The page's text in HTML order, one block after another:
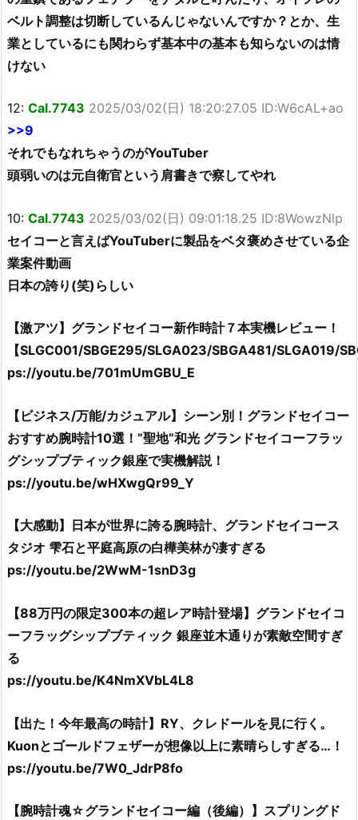
ベルト調整は切断しているんじゃないんですか？とか、生
業としているにも関わらず基本中の基本も知らないのは情
けない
12: Cal.7743 2025/03/02(日) 18:20:27.05 ID:W6cAL+ao
>>9
それでもなれちゃうのがYouTuber
頭弱いのは元自衛官という肩書きで察してやれ
10: Cal.7743 2025/03/02(日) 09:01:18.25 ID:8WowzNlp
セイコーと言えばYouTuberに製品をベタ褒めさせている企
業案件動画
日本の誇り(笑)らしい
【激アツ】グランドセイコー新作時計７本実機レビュー！
【SLGC001/SBGE295/SLGA023/SBGA481/SLGA019/
ps://youtu.be/701mUmGBU_E
【ビジネス/万能/カジュアル】シーン別！グランドセイコー
おすすめ腕時計10選！”聖地”和光 グランドセイコーフラッ
グシップブティック銀座で実機解説！
ps://youtu.be/wHXwgQr99_Y
【大感動】日本が世界に誇る腕時計、グランドセイコース
タジオ 雫石と平庭高原の白樺美林が凄すぎる
ps://youtu.be/2WwM-1snD3g
【88万円の限定300本の超レア時計登場】グランドセイコ
ーフラッグシップブティック 銀座並木通りが素敵空間すぎ
る
ps://youtu.be/K4NmXVbL4L8
【出た！今年最高の時計】RY、クレドールを見に行く。
Kuonとゴールドフェザーが想像以上に素晴らしすぎる…！
ps://youtu.be/7W0_JdrP8fo
【腕時計魂☆グランドセイコー編（後編）】スプリングド